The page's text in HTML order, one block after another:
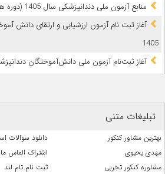
ﻣﻨﺎﺑﻊ آزﻣﻮن ﻣﻠﯽ دندانپزشکی سال 1405 (دوره های 25 و 26)
آغاز ثبت نام آزمون‌ ارزشیابی و ارتقای دانش
1405
آغاز ثبت‌نام آزمون ملی دانش‌آموختگان
تبلیغات متنی
بهترین مشاور کنکور
دانلود
مهدی یحیوی
اشتراک الماس
مشاوره کنکور تجربی
ثبت نام تام لند